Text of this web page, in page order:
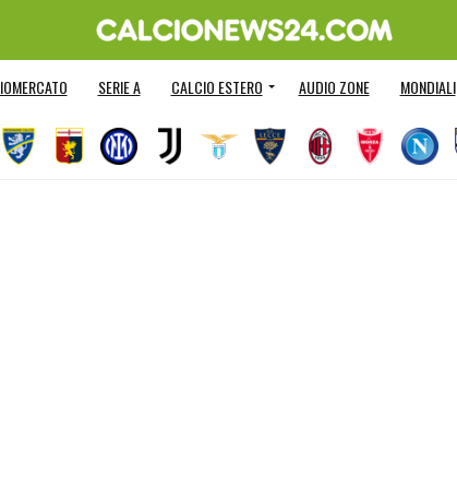
SERIE A CALCIO ESTERO AUDIO ZONE MONDIALI